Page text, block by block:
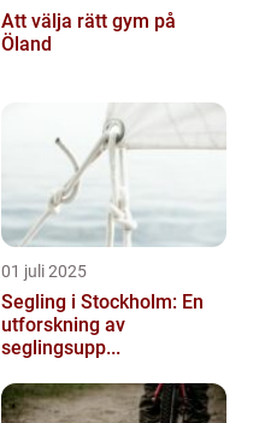
Att välja rätt gym på
Öland
01 juli 2025
Segling i Stockholm: En
utforskning av
seglingsupp...